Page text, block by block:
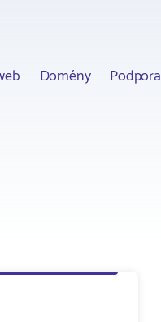
Domény Podpora